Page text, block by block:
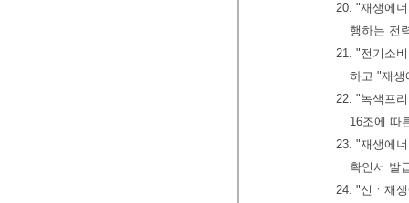
20. "재생에
행하는 전
21. "전기소
하고 "재
22. "녹색프
16조에 따
23. "재생에
확인서 발
24. "신ㆍ재